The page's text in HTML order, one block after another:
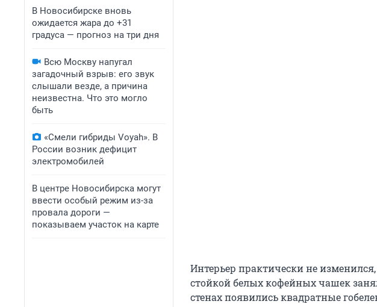
В Новосибирске вновь
ожидается жара до +31
градуса — прогноз на три дня
Всю Москву напугал
загадочный взрыв: его звук
слышали везде, а причина
неизвестна. Что это могло
быть
«Смели гибриды Voyah». В
России возник дефицит
электромобилей
В центре Новосибирска могут
ввести особый режим из-за
провала дороги —
показываем участок на карте
Интерьер практически не
стойкой белых кофейных чашек
стенах появились квадратные